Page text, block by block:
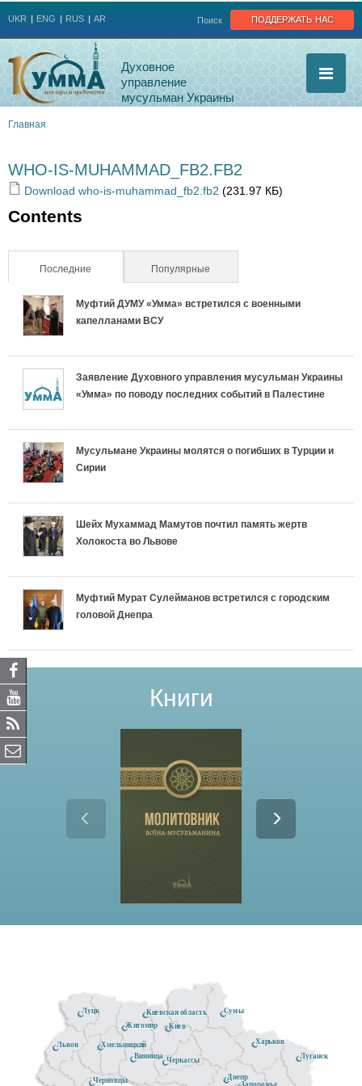
поддержать нас
Поиск
UKR ENG RUS AR
Духовное
управление
мусульман Украины
здесь
Главная
WHO-IS-MUHAMMAD_FB2.FB2
Download who-is-muhammad_fb2.fb2 (231.97 КБ)
Contents
Последние (активная вкладка)Популярные
Муфтий ДУМУ «Умма» встретился с военными
капелланами ВСУ
Заявление Духовного управления мусульман Украины
«Умма» по поводу последних событий в Палестине
Мусульмане Украины молятся о погибших в Турции и
Сирии
Шейх Мухаммад Мамутов почтил память жертв
Холокоста во Львове
Муфтий Мурат Сулейманов встретился с городским
головой Днепра
Книги
Черкассы
Черновцы
Сумы
Луганск
Киев
Днепр
Киевская область
Запорожье
Житомир
Винница
Хмельницкий
Луцк
Львов Харьков